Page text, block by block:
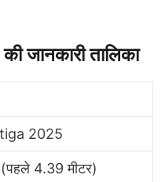
तालिका
2025
4.39 मीटर)